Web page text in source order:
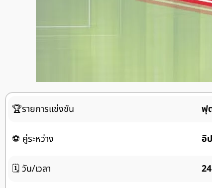
🏆รายการแข่งขัน ฟุ
⚽ คู่ระหว่าง อิ
🗓️ วัน/เวลา